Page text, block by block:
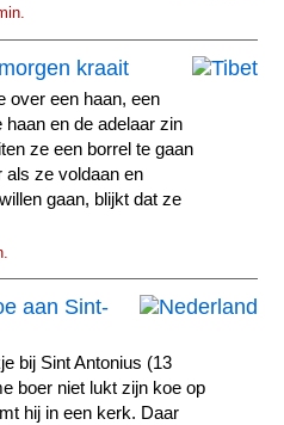
kraait
over een haan, een
haan en de adelaar zin
ze een borrel te gaan
als ze voldaan en
gaan, blijkt dat ze
aan Sint-
bij Sint Antonius (13
boer niet lukt zijn koe op
hij in een kerk. Daar